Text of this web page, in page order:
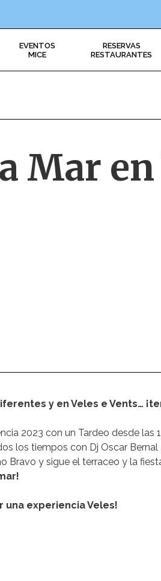
EVENTOS
MICE
RESERVAS
RESTAURANTES
Mar en
y en Veles e Vents…
2023 con un Tardeo desde las
los tiempos con Dj Oscar Bernal
y sigue el terraceo y la
una experiencia Veles!